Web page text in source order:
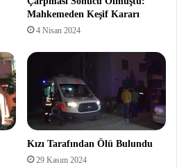
Mahkemeden Keşif Kararı
4 Nisan 2024
Kızı Tarafından Ölü Bulundu
29 Kasım 2024